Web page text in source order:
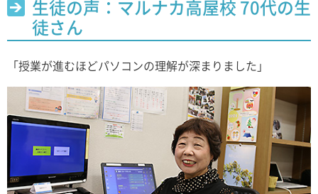
生徒の声：マルナカ高屋校 70代の生
徒さん
「授業が進むほどパソコンの理解が深まりました」